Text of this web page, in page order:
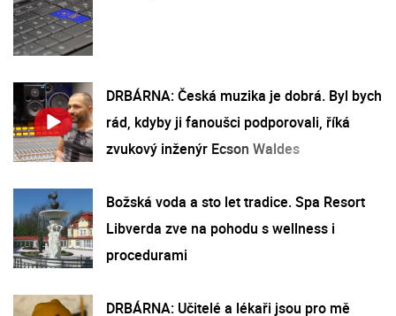
DRBÁRNA: Česká muzika je dobrá. Byl bych
rád, kdyby ji fanoušci podporovali, říká
zvukový inženýr Ecson Waldes
Božská voda a sto let tradice. Spa Resort
Libverda zve na pohodu s wellness i
procedurami
DRBÁRNA: Učitelé a lékaři jsou pro mě